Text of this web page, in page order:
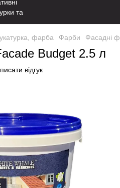
фарба Фарби Фасадні
Budget 2.5 л
відгук